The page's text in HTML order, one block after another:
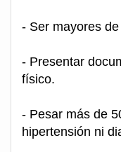
- Ser mayores
- Presentar
físico.
- Pesar más de
hipertensión ni